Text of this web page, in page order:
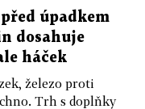
úpadkem
dosahuje
háček
železo proti
Trh s doplňky